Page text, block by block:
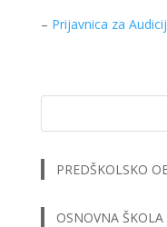
– Prijavnica za
PREDŠKOLSKO
OSNOVNA ŠKOLA